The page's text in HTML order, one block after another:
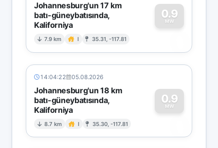
Johannesburg'un 17 km
batı-güneybatısında,
Kaliforniya
7.9 km I 35.31, -117.81
0.9
MW
0
14:04:22 05.08.2026
Johannesburg'un 18 km
batı-güneybatısında,
Kaliforniya
8.7 km I 35.30, -117.81
0.9
MW
0